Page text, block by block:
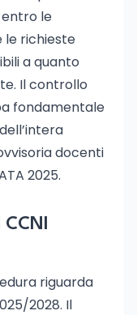
le
le richieste
a quanto
Il controllo
fondamentale
docenti
2025.
riguarda
2028. Il